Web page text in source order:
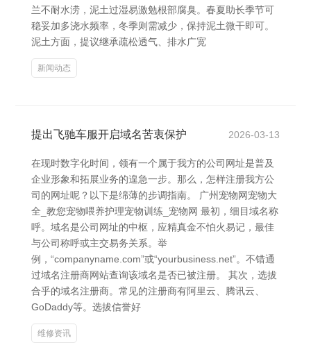
兰不耐水涝，泥土过湿易激勉根部腐臭。春夏助长季节可
稳妥加多浇水频率，冬季则需减少，保持泥土微干即可。
泥土方面，提议继承疏松透气、排水广宽
新闻动态
提出飞驰车服开启域名苦衷保护 2026-03-13
在现时数字化时间，领有一个属于我方的公司网址是普及
企业形象和拓展业务的遑急一步。那么，怎样注册我方公
司的网址呢？以下是绵薄的步调指南。 广州宠物网宠物大
全_教您宠物喂养护理宠物训练_宠物网 最初，细目域名称
呼。域名是公司网址的中枢，应精真金不怕火易记，最佳
与公司称呼或主交易务关系。举
例，“companyname.com”或“yourbusiness.net”。不错通
过域名注册商网站查询该域名是否已被注册。 其次，选拔
合乎的域名注册商。常见的注册商有阿里云、腾讯云、
GoDaddy等。选拔信誉好
维修资讯